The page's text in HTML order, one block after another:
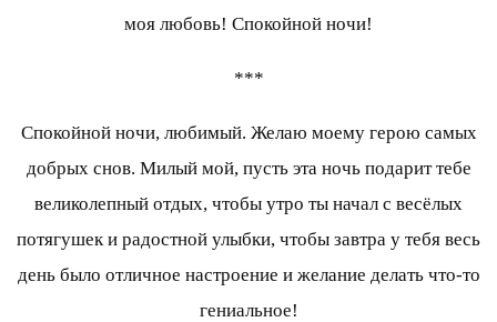
моя любовь! Спокойной ночи!
***
Спокойной ночи, любимый. Желаю моему герою самых
добрых снов. Милый мой, пусть эта ночь подарит тебе
великолепный отдых, чтобы утро ты начал с весёлых
потягушек и радостной улыбки, чтобы завтра у тебя весь
день было отличное настроение и желание делать что-то
гениальное!